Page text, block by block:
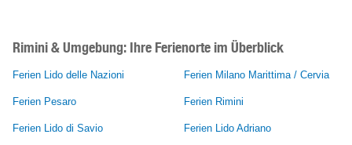
Rimini & Umgebung: Ihre Ferienorte im Überblick
Ferien Lido delle Nazioni Ferien Milano Marittima / Cervia
Ferien Pesaro Ferien Rimini
Ferien Lido di Savio Ferien Lido Adriano